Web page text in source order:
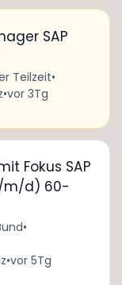
SAP
Teilzeit•
•vor 3Tg
Fokus SAP
m/d) 60-
•
•vor 5Tg